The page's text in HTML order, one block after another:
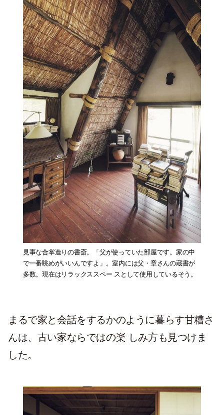
見事な合掌造りの書斎。「父が使っていた部屋です。家の中
で一番眺めがいいんですよ」。室内には父・章さんの蔵書が
多数。現在はリラックススペー スとして使用しているそう。
まるで家と会話をするかのように暮らす甘糟さ
んは、古い家ならではの楽 しみ方も見つけま
した。